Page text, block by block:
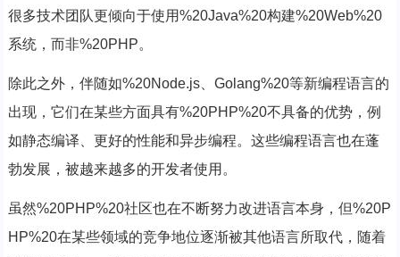
很多技术团队更倾向于使用%20Java%20构建%20Web%20
系统，而非%20PHP。
除此之外，伴随如%20Node.js、Golang%20等新编程语言的
出现，它们在某些方面具有%20PHP%20不具备的优势，例
如静态编译、更好的性能和异步编程。这些编程语言也在蓬
勃发展，被越来越多的开发者使用。
虽然%20PHP%20社区也在不断努力改进语言本身，但%20P
HP%20在某些领域的竞争地位逐渐被其他语言所取代，随着